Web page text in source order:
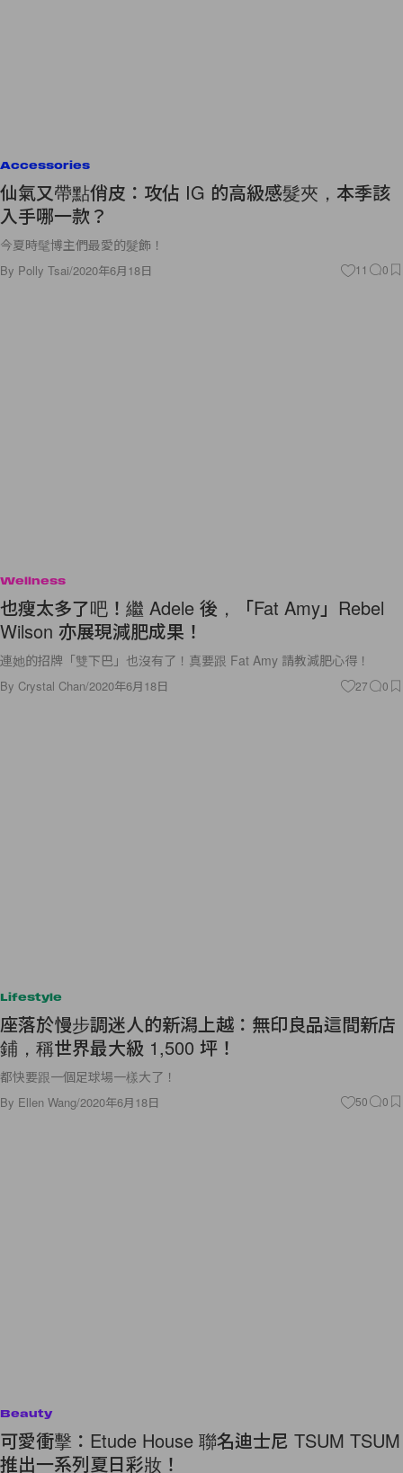
Accessories
仙氣又帶點俏皮：攻佔 IG 的高級感髮夾，本季該
入手哪一款？
今夏時髦博主們最愛的髮飾！
By Polly Tsai/2020年6月18日 11 0
Wellness
也瘦太多了吧！繼 Adele 後，「Fat Amy」Rebel
Wilson 亦展現減肥成果！
連她的招牌「雙下巴」也沒有了！真要跟 Fat Amy 請教減肥心得！
By Crystal Chan/2020年6月18日 27 0
Lifestyle
座落於慢步調迷人的新潟上越：無印良品這間新店
鋪，稱世界最大級 1,500 坪！
都快要跟一個足球場一樣大了！
By Ellen Wang/2020年6月18日 50 0
Beauty
可愛衝擊：Etude House 聯名迪士尼 TSUM TSUM
推出一系列夏日彩妝！